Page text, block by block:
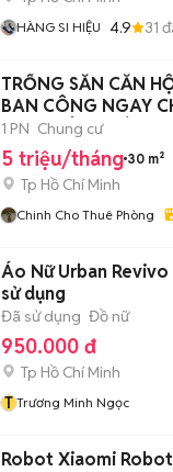
HÀNG SI HIỆU 4.9 31
TRỐNG SẴN CĂN
BAN CÔNG NGAY
AEON TÂN PHÚ
1 PN Chung cư
5 triệu/tháng 30 m²
Tp Hồ Chí Minh
Chinh Cho Thuê Phòng
Áo Nữ Urban Revivo
sử dụng
Đã sử dụng Đồ nữ
950.000 đ
Tp Hồ Chí Minh
T Trương Minh Ngọc
Robot Xiaomi